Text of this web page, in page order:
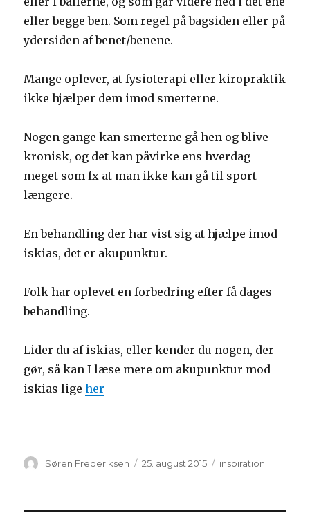
eller begge ben. Som regel på bagsiden eller på
ydersiden af benet/benene.
Mange oplever, at fysioterapi eller kiropraktik
ikke hjælper dem imod smerterne.
Nogen gange kan smerterne gå hen og blive
kronisk, og det kan påvirke ens hverdag
meget som fx at man ikke kan gå til sport
længere.
En behandling der har vist sig at hjælpe imod
iskias, det er akupunktur.
Folk har oplevet en forbedring efter få dages
behandling.
Lider du af iskias, eller kender du nogen, der
gør, så kan I læse mere om akupunktur mod
iskias ligeher
Forfatter
Søren Frederiksen Udgivet
25. august 2015 Kategorier
inspiration